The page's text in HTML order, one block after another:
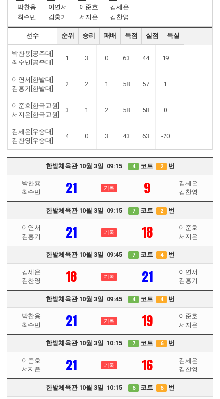
박찬용
최수빈
이연서
김홍기
이준호
서지은
김세은
김찬영
선수 순위 승리 패배 득점 실점 득실
박찬용[공주대]
최수빈[공주대]
1 3 0 63 44 19
이연서[한밭대]
김홍기[한밭대]
2 2 1 58 57 1
이준호[한국교원]
서지은[한국교원]
3 1 2 58 58 0
김세은[우송대]
김찬영[우송대]
4 0 3 43 63 -20
한밭체육관 10월 3일 09:15 4 코트 2 번
박찬용
최수빈
21 기록 9
김세은
김찬영
한밭체육관 10월 3일 09:15 7 코트 2 번
이연서
김홍기
21 기록 18
이준호
서지은
한밭체육관 10월 3일 09:45 7 코트 4 번
김세은
김찬영
18 기록 21
이연서
김홍기
한밭체육관 10월 3일 09:45 4 코트 4 번
박찬용
최수빈
21 기록 19
이준호
서지은
한밭체육관 10월 3일 10:15 7 코트 6 번
이준호
서지은
21 기록 16
김세은
김찬영
한밭체육관 10월 3일 10:15 6 코트 6 번